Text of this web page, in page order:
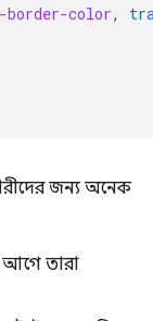
border-color,
জন্য অনেক
আগে তারা